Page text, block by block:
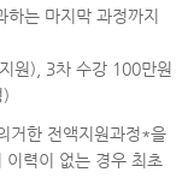
는 마지막 과정까지
원), 3차 수강 100만원
)
거한 전액지원과정*을
이력이 없는 경우 최초